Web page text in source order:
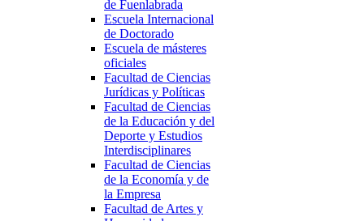
de Fuenlabrada
Escuela Internacional
de Doctorado
Escuela de másteres
oficiales
Facultad de Ciencias
Jurídicas y Políticas
Facultad de Ciencias
de la Educación y del
Deporte y Estudios
Interdisciplinares
Facultad de Ciencias
de la Economía y de
la Empresa
Facultad de Artes y